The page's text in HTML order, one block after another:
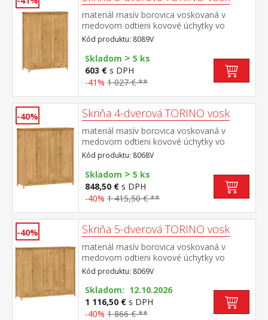
materiál masív borovica voskovaná v
medovom odtieni kovové úchytky vo
farebnom prevedení černená
mosadz priestor delený v pomere 2:1 širšia
časť šatníková tyč a polica, užšia časť 3
police v spodnej časti 2 zásuvky s kovovými
pojazdmi odporúčaný nadstavec 8189V
Kód produktu: 8089V
Skladom > 5 ks
603 € s DPH
-41% 1 027 € **
-40% Skriňa 4-dverová TORINO vosk
materiál masív borovica voskovaná v
medovom odtieni kovové úchytky vo
farebnom prevedení černená
mosadz priestor delený na polovice v ľavej
polovici šatníková tyč a polica na klobúky v
pravej polovici 3 police v spodnej časti 2
zásuvky s kovovými pojazdmi odporúčaný
nadstavec 8168V
Kód produktu: 8068V
Skladom > 5 ks
848,50 € s DPH
-40% 1 415,50 € **
-40% Skriňa 5-dverová TORINO vosk
materiál masív borovica voskovaná v
medovom odtieni kovové úchytky vo
farebnom prevedení černená
mosadz priestor delený v pomere 2:1:2 v
ľavej a pravej širšej časti šatníková tyč a
polica na klobúky v strednej úzkej časti 3
police v spodnej časti 3 zásuvky s kovovými
Kód produktu: 8069V
Skladom: 12.10.2026
1 116,50 € s DPH
-40% 1 866 € **